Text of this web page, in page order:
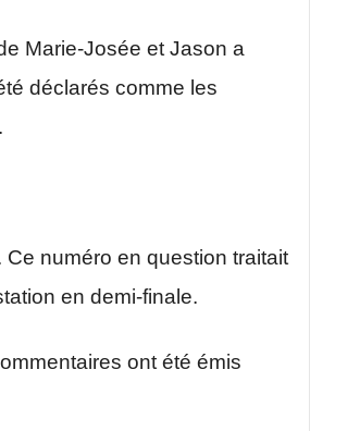
Marie-Josée et Jason a
déclarés comme les
numéro en question traitait
en demi-finale.
ont été émis